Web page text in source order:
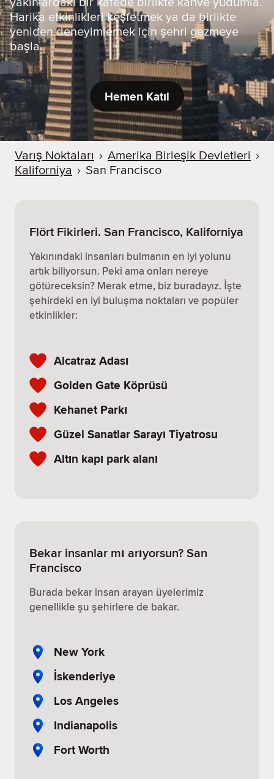
yakınlardaki bir kafede birlikte kahve yudumla.
Harika etkinlikleri keşfetmek ya da birlikte
yeniden deneyimlemek için şehri gezmeye
başla.
Hemen Katıl
Varış Noktaları › Amerika Birleşik Devletleri ›
Kaliforniya › San Francisco
Flört Fikirleri. San Francisco, Kaliforniya
Yakınındaki insanları bulmanın en iyi yolunu
artık biliyorsun. Peki ama onları nereye
götüreceksin? Merak etme, biz buradayız. İşte
şehirdeki en iyi buluşma noktaları ve popüler
etkinlikler:
Alcatraz Adası
Golden Gate Köprüsü
Kehanet Parkı
Güzel Sanatlar Sarayı Tiyatrosu
Altın kapı park alanı
Bekar insanlar mı arıyorsun? San
Francisco
Burada bekar insan arayan üyelerimiz
genellikle şu şehirlere de bakar.
New York
İskenderiye
Los Angeles
Indianapolis
Fort Worth